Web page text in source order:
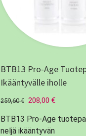
BTB13 Pro-Age
Ikääntyvälle iholle
259,60€ 208,00 €
BTB13 Pro-Age
neljä ikääntyvän